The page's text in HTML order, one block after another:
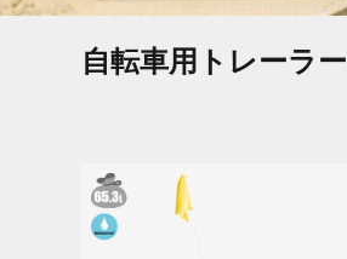
自転車用トレーラー